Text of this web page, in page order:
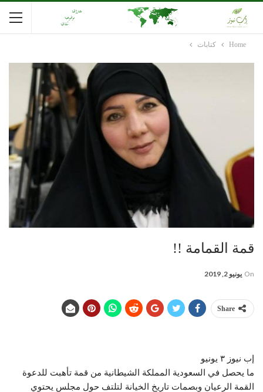
Home كتابات
قمة القمامة !!
On يونيو 2, 2019
Share
إب نيوز ٣ يونيو
ما يحصل في السعودية المملكة الشيطانية من قمة تأهبت للدعوة
القمة الرعيان وبصمات تاريخ الخيانة لتلتف حول مجلس يحتوي